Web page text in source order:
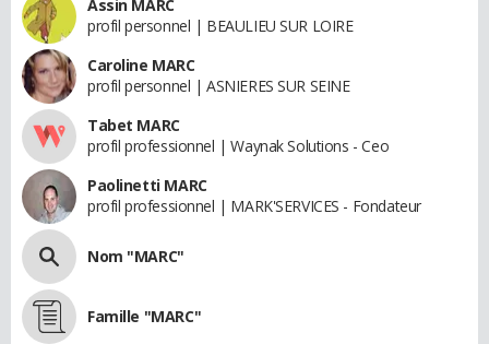
Assin MARC
profil personnel | BEAULIEU SUR LOIRE
Caroline MARC
profil personnel | ASNIERES SUR SEINE
Tabet MARC
profil professionnel | Waynak Solutions - Ceo
Paolinetti MARC
profil professionnel | MARK'SERVICES - Fondateur
Nom "MARC"
Famille "MARC"